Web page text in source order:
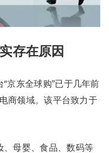
存在原因
京东全球购”已于几年前
商领域。该平台致力于
、母婴、食品、数码等